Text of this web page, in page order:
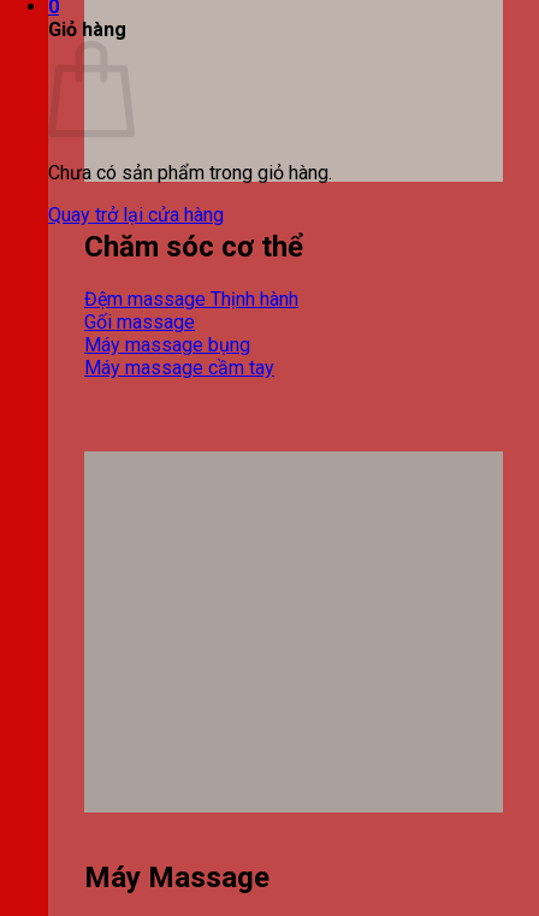
0
Giỏ hàng
Chưa có sản phẩm trong giỏ hàng.
Quay trở lại cửa hàng
Chăm sóc cơ thể
Đệm massage
Gối massage
Máy massage bụng
Máy massage cầm tay
Máy Massage